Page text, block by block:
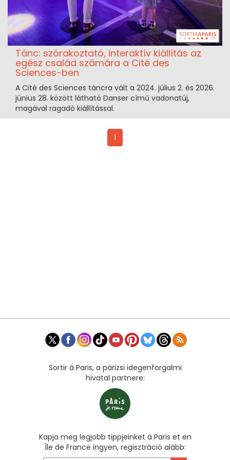
Tánc: szórakoztató, interaktív kiállítás az
egész család számára a Cité des
Sciences-ben
A Cité des Sciences táncra vált a 2024. július 2. és 2026.
június 28. között látható Danser című vadonatúj,
magával ragadó kiállítással.
1
Sortir à Paris, a párizsi idegenforgalmi
hivatal partnere:
Kapja meg legjobb tippjeinket à Paris et en
Île de France ingyen, regisztráció alább: